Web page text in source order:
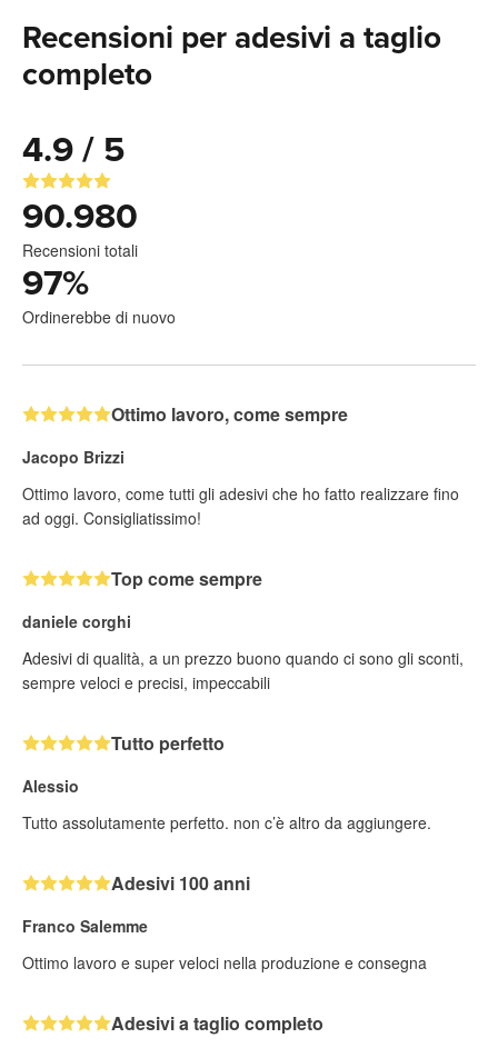
Recensioni per adesivi a taglio
completo
4.9 / 5
90.980
Recensioni totali
97%
Ordinerebbe di nuovo
Ottimo lavoro, come sempre
Jacopo Brizzi
Ottimo lavoro, come tutti gli adesivi che ho fatto realizzare fino
ad oggi. Consigliatissimo!
Top come sempre
daniele corghi
Adesivi di qualità, a un prezzo buono quando ci sono gli sconti,
sempre veloci e precisi, impeccabili
Tutto perfetto
Alessio
Tutto assolutamente perfetto. non c’è altro da aggiungere.
Adesivi 100 anni
Franco Salemme
Ottimo lavoro e super veloci nella produzione e consegna
Adesivi a taglio completo